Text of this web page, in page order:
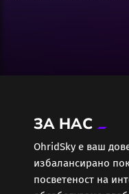
Еротика
Забава
ЗА НАС
ОhridSky е ваш
избалансирано
посветеност на